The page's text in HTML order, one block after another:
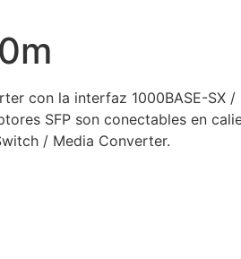
con la interfaz 1000BASE-SX /
SFP son conectables en
/ Media Converter.